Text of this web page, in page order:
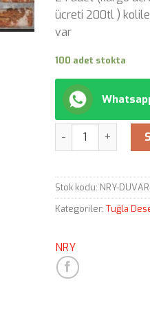
ücreti 200tl )
var
100 adet stokta
Miktar
Stok kodu: NRY-
Kategoriler: Tuğla
NRY